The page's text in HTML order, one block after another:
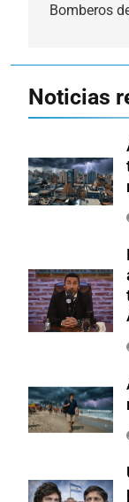
Bomberos
Noticias